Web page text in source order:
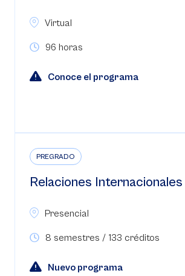
Virtual
96 horas
Conoce el programa
PREGRADO
Relaciones Internacionales
Presencial
8 semestres / 133 créditos
Nuevo programa